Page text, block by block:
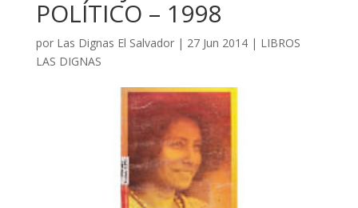
POLÍTICO – 1998
por Las Dignas El Salvador| 27 Jun 2014| LIBROS
LAS DIGNAS